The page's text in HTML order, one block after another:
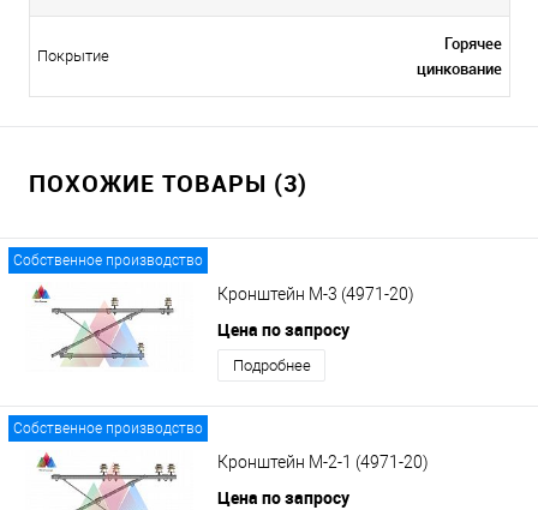
Покрытие
Горячее
цинкование
ПОХОЖИЕ ТОВАРЫ (3)
Собственное производство
Кронштейн М-3 (4971-20)
Цена по запросу
Подробнее
Собственное производство
Кронштейн М-2-1 (4971-20)
Цена по запросу